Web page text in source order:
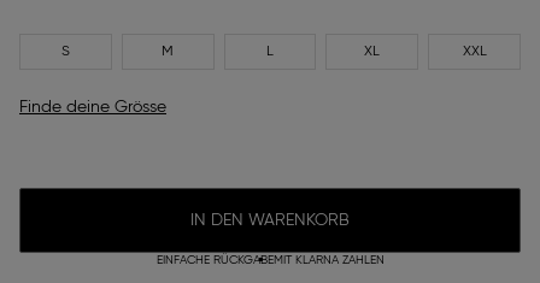
S M L XL XXL
Finde deine Grösse
IN DEN WARENKORB
EINFACHE RÜCKGABEMIT KLARNA ZAHLEN